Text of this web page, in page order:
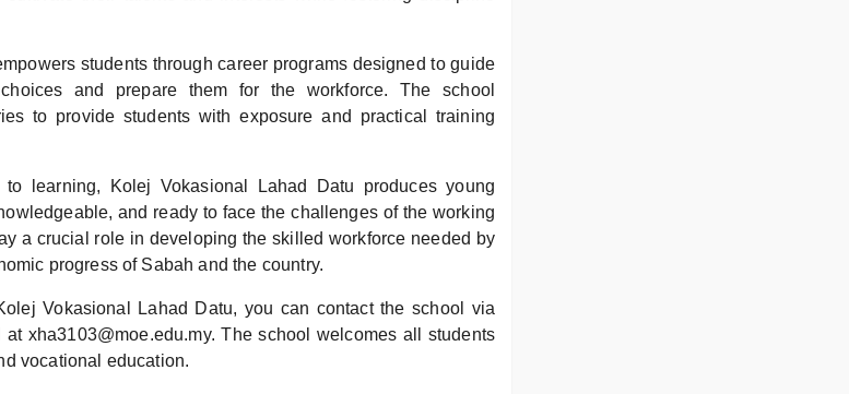
students through career programs designed to guide
and prepare them for the workforce. The school
to provide students with exposure and practical training
learning, Kolej Vokasional Lahad Datu produces young
and ready to face the challenges of the working
a crucial role in developing the skilled workforce needed by
progress of Sabah and the country.
Vokasional Lahad Datu, you can contact the school via
xha3103@moe.edu.my. The school welcomes all students
vocational education.